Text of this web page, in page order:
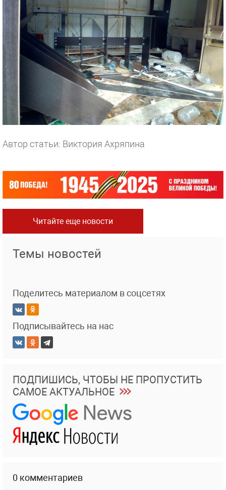
Автор статьи: Виктория Ахряпина
Читайте еще новости
Темы новостей
Поделитесь материалом в соцсетях
Подписывайтесь на нас
ПОДПИШИСЬ, ЧТОБЫ НЕ ПРОПУСТИТЬ
САМОЕ АКТУАЛЬНОЕ
0 комментариев